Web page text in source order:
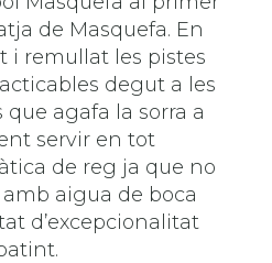
de Masquefa. En
i remullat les pistes
degut a les
agafa la sorra a
servir en tot
de reg ja que no
aigua de boca
d’excepcionalitat